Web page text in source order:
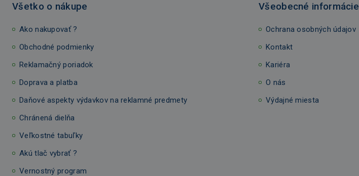
Všetko o nákupe
Ako nakupovať ?
Obchodné podmienky
Reklamačný poriadok
Doprava a platba
Daňové aspekty výdavkov na reklamné predmety
Chránená dielňa
Veľkostné tabuľky
Akú tlač vybrať ?
Vernostný program
Všeobecné informácie
Ochrana osobných údajov
Kontakt
Kariéra
O nás
Výdajné miesta